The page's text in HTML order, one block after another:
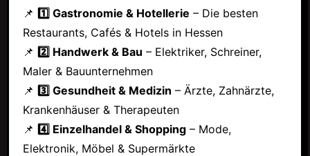
📌 1️⃣ Gastronomie & Hotellerie – Die besten
Restaurants, Cafés & Hotels in Hessen
📌 2️⃣ Handwerk & Bau – Elektriker, Schreiner,
Maler & Bauunternehmen
📌 3️⃣ Gesundheit & Medizin – Ärzte, Zahnärzte,
Krankenhäuser & Therapeuten
📌 4️⃣ Einzelhandel & Shopping– Mode,
Elektronik, Möbel & Supermärkte